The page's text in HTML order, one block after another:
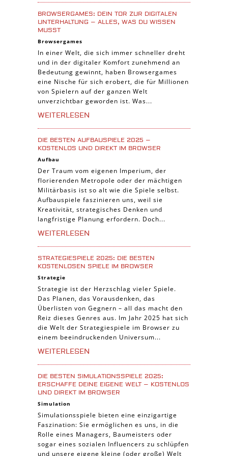
Casual Spiele
Abenteuer Spiele
Online Spiele
3-Gewinnt Spiele
Trading Card Spiele
Manager Spiele
BROWSERGAMES: DEIN TOR ZUR DIGITALEN
UNTERHALTUNG – ALLES, WAS DU WISSEN
MUSST
Browsergames
In einer Welt, die sich immer schneller dreht
und in der digitaler Komfort zunehmend an
Bedeutung gewinnt, haben Browsergames
eine Nische für sich erobert, die für Millionen
von Spielern auf der ganzen Welt
unverzichtbar geworden ist. Was...
WEITERLESEN
DIE BESTEN AUFBAUSPIELE 2025 –
KOSTENLOS UND DIREKT IM BROWSER
Aufbau
Der Traum vom eigenen Imperium, der
florierenden Metropole oder der mächtigen
Militärbasis ist so alt wie die Spiele selbst.
Aufbauspiele faszinieren uns, weil sie
Kreativität, strategisches Denken und
langfristige Planung erfordern. Doch...
WEITERLESEN
STRATEGIESPIELE 2025: DIE BESTEN
KOSTENLOSEN SPIELE IM BROWSER
Strategie
Strategie ist der Herzschlag vieler Spiele.
Das Planen, das Vorausdenken, das
Überlisten von Gegnern – all das macht den
Reiz dieses Genres aus. Im Jahr 2025 hat sich
die Welt der Strategiespiele im Browser zu
einem beeindruckenden Universum...
WEITERLESEN
DIE BESTEN SIMULATIONSSPIELE 2025:
ERSCHAFFE DEINE EIGENE WELT – KOSTENLOS
UND DIREKT IM BROWSER
Simulation
Simulationsspiele bieten eine einzigartige
Faszination: Sie ermöglichen es uns, in die
Rolle eines Managers, Baumeisters oder
sogar eines sozialen Influencers zu schlüpfen
und unsere eigene kleine (oder große) Welt